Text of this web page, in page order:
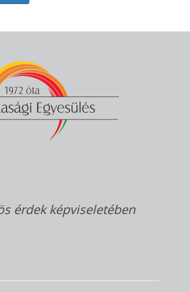
érdek képviseletében